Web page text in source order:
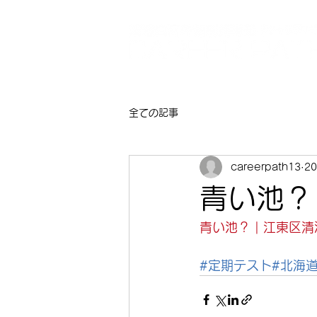
全ての記事
青い池？
careerpath13
青い池？ | 江東区
#定期テスト#北海